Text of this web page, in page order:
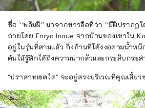
ชื่อ ``พลัมผี'' มาจากข่าวลือที่ว่า ``มีผีปรากฏ
ถ่ายโดย Enryo Inoue จากบ้านของเขาใน
อยู่ในรุ่นที่สามแล้ว กิ่งก้านที่โค้งงอตามน้ำห
ต้นไม้รู้สึกได้ถึงความน่ากลัวและกระสับกระส่
"ปราสาทเซตไต" จะอยู่ตรงบริเวณที่คุณเลี้ยว